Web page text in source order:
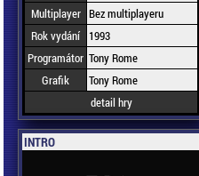
Multiplayer Bez multiplayeru
Rok vydání
1993
Programátor Tony Rome
Grafik
Tony Rome
detail hry
INTRO